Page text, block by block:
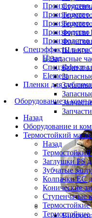
Фитили
Шланги
Баки и
Производство
Спецэффекты в
Назад
Спецэффекты
Element
Пленки для
Оборудование и
Назад
Оборудование и
Термостойкий
Назад
Заглушки PS
Зубчатые
Колпачки ЕС
Конические
Ступенчатые
Термостойкие